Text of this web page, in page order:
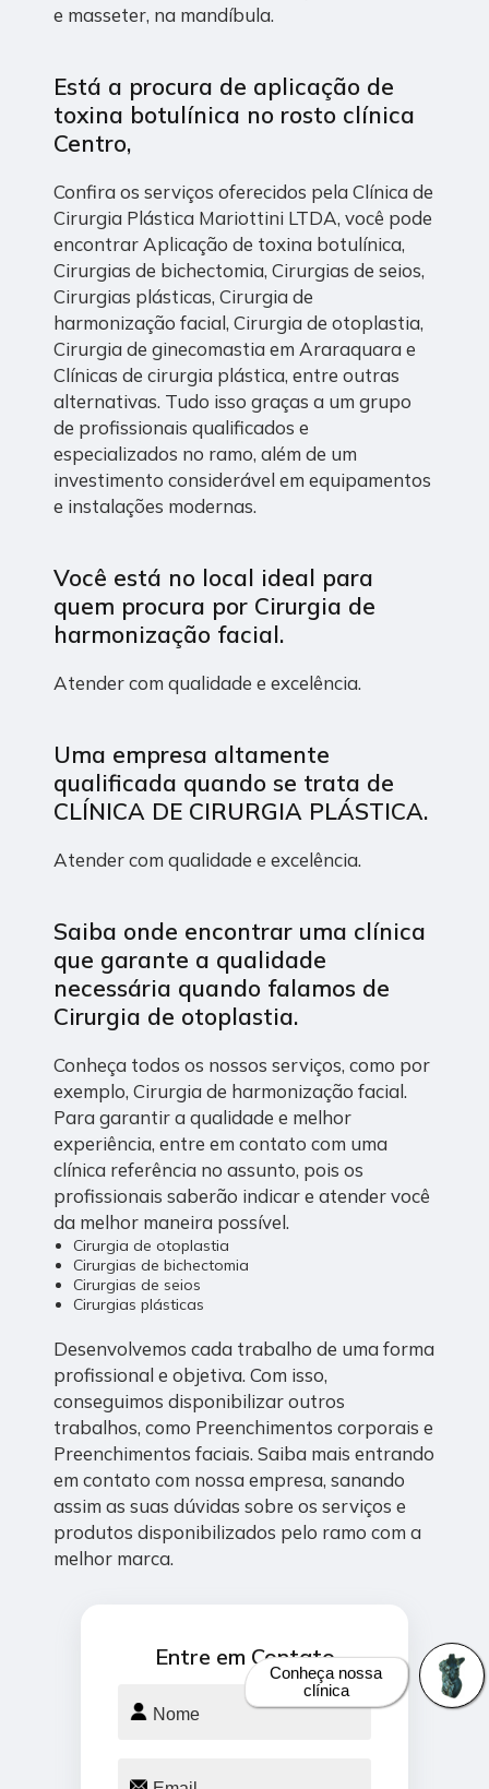
e masseter, na mandíbula.
Está a procura de aplicação de
toxina botulínica no rosto clínica
Centro,
Confira os serviços oferecidos pela Clínica de
Cirurgia Plástica Mariottini LTDA, você pode
encontrar Aplicação de toxina botulínica,
Cirurgias de bichectomia, Cirurgias de seios,
Cirurgias plásticas, Cirurgia de
harmonização facial, Cirurgia de otoplastia,
Cirurgia de ginecomastia em Araraquara e
Clínicas de cirurgia plástica, entre outras
alternativas. Tudo isso graças a um grupo
de profissionais qualificados e
especializados no ramo, além de um
investimento considerável em equipamentos
e instalações modernas.
Você está no local ideal para
quem procura por Cirurgia de
harmonização facial.
Atender com qualidade e excelência.
Uma empresa altamente
qualificada quando se trata de
CLÍNICA DE CIRURGIA PLÁSTICA.
Atender com qualidade e excelência.
Saiba onde encontrar uma clínica
que garante a qualidade
necessária quando falamos de
Cirurgia de otoplastia.
Conheça todos os nossos serviços, como por
exemplo, Cirurgia de harmonização facial.
Para garantir a qualidade e melhor
experiência, entre em contato com uma
clínica referência no assunto, pois os
profissionais saberão indicar e atender você
da melhor maneira possível.
Cirurgia de otoplastia
Cirurgias de bichectomia
Cirurgias de seios
Cirurgias plásticas
Desenvolvemos cada trabalho de uma forma
profissional e objetiva. Com isso,
conseguimos disponibilizar outros
trabalhos, como Preenchimentos corporais e
Preenchimentos faciais. Saiba mais entrando
em contato com nossa empresa, sanando
assim as suas dúvidas sobre os serviços e
produtos disponibilizados pelo ramo com a
melhor marca.
Entre em Contato
Conheça nossa
clínica